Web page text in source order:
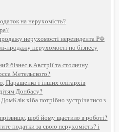
на нерухомість?
нерухомості нерезидента РФ
продажу нерухомості по бізнесу
бізнес в Австрії та столичну
Метельского?
Парашенко і інших олігархів
Донбасу?
хіба потрібно зустрічатися з
щоб йому щастило в роботі?
податки за свою нерухомість? і